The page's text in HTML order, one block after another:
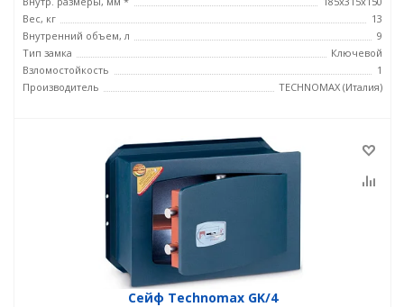
Вес, кг
13
Внутренний объем, л
9
Тип замка
Ключевой
Взломостойкость
1
Производитель
TECHNOMAX (Италия)
Сейф Technomax GK/4